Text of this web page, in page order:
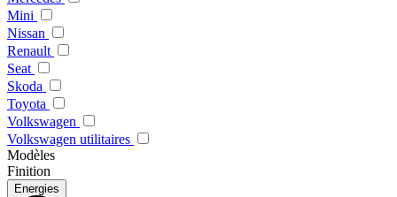
Mini
Nissan
Renault
Seat
Skoda
Toyota
Volkswagen
Volkswagen utilitaires
Modèles
Finition
Energies